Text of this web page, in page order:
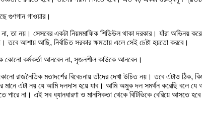
গুণগান গাওয়ার।
তা নয়। সেসবের একটা নিয়মমাফিক শিডিউল থাকা দরকার। যাঁরা অভিনয়
তবে আশায় আছি, নির্বাচিত সরকার ক্ষমতায় এলে সেই চেষ্টা হয়তো করবে।
কোনো কর্মকর্তা আনবেন না, সৃজনশীল কাউকে আনবেন।
কোনো রাজনৈতিক মতাদর্শের বিবেচনায় তাঁদের দেখা উচিত নয়। তবে এটাও
মানে এটা নয় যে আমি দলদাস হয়ে যাব। আমি অমুক দল সমর্থন করেছি বলে
পারে না। এই সব ধ্যানধারণা ও মানসিকতা থেকে বিটিভিকে বেরিয়ে আসতে